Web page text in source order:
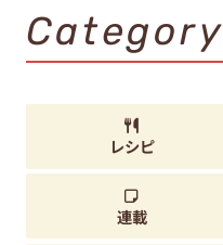
Category
レシピ
連載